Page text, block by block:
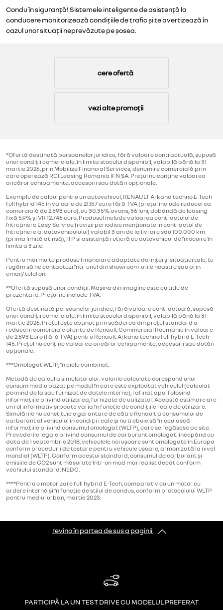
Condu în siguranță! Sistemele inteligente de asistență la
conducere monitorizează condițiile de trafic și te avertizează în
cazul unor situații neprevăzute pe șosea.
cere ofertă
vezi alte promoții
*Ofertă destinată persoanelor juridice, fără valoare contractuală, supusă
unor condiții comerciale, în limita stocului disponibil, valabilă până la 31
martie 2026, prin Mobilize Financial Services, denumire comercială prin
care operează RCI Leasing Romania IFN SA. Prețul nu conține valoarea
oricăror echipamente, accesorii sau dotări opționale.
Exemplu de calcul pentru un autovehicul, RENAULT Arkana techno E-Tech
full hybrid 145 în valoare de 21.157 euro fără TVA (prețul include reducerea
comercială de 2.893 euro), cu 30.35% avans, 36 luni, dobândă de leasing
fixă 5.9% și VR 12.746 euro. Produsul include valoarea contractului de
întreținere Easy Service (revizii periodice menționate in contractul de
întreținere al autovehiculului) valabil 3 ani de la livrare sau 100.000 km
(prima limită atinsă), ITP si asistență rutieră cu autovehicul de înlocuire în
limita a 3 zile.
Pentru mai multe produse financiare adaptate dorinței și situației tale, te
rugăm să ne contactezi într-unul din showroom-urile noastre sau prin
email/ telefon.
**Ofertă supusă unor condiții. Mașina din imagine este cu titlu de
prezentare. Prețul nu include TVA.
Ofertă destinată persoanelor juridice, fără valoare contractuală, supusă
unor condiții comerciale, în limita stocului disponibil, valabilă până la 31
martie 2026. Prețul este obținut prin scăderea din prețul standard a
reducerii comerciale oferite de Renault Commercial Roumanie în valoare
de 2.893 Euro (fără TVA) pentru Renault Arkana techno full hybrid E-Tech
145. Prețul nu conține valoarea oricăror echipamente, accesorii sau dotări
opționale.
***Omologat WLTP, în ciclu combinat.
Metodă de calcul a simulatorului: valorile calculate corespund unui
consum mediu bazat pe modul în care este exploatat vehiculul (calculat
pornind de la sau furnizat de datele interne), rafinat apoi folosind
informațiile privind utilizarea, furnizate de utilizator. Această estimare are
un rol informativ și poate varia în funcție de condițiile reale de utilizare.
Simulările nu constituie o garantare de către Renault a consumului de
carburant al vehiculul în condiții reale și nu trebuie să înlocuiască
informațiile privind consumul omologat (WLTP), care se regăsesc pe site.
Prevederile legale privind consumul de carburant omologat: începând cu
data de 1 septembrie 2018, vehiculele noi ușoare sunt omologate în Europa
conform procedurii de testare pentru vehicule ușoare, armonizată la nivel
mondial (WLTP). Conform acestui standard, consumul de carburant și
emisiile de CO2 sunt măsurate într-un mod mai realist decât conform
vechiului standard, NEDC.
****Pentru o motorizare full hybrid E-Tech, comparativ cu un motor cu
ardere internă și în funcție de stilul de condus, conform protocolului WLTP
pentru mediul urban, martie 2023.
revino în partea de sus a paginii
PARTICIPĂ LA UN TEST DRIVE CU MODELUL PREFERAT